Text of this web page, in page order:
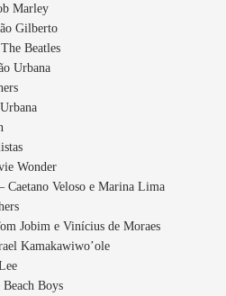
Marley
Gilberto
Beatles
Urbana
Wonder
Caetano Veloso e Marina Lima
Jobim e Vinícius de Moraes
Kamakawiwo’ole
Boys